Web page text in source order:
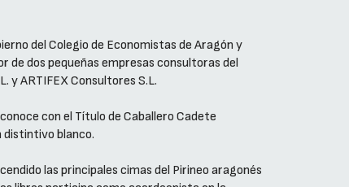
del Colegio de Economistas de Aragón y
de dos pequeñas empresas consultoras del
y ARTIFEX Consultores S.L.
con el Título de Caballero Cadete
distintivo blanco.
las principales cimas del Pirineo aragonés